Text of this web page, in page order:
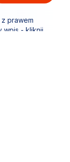
prawem
wpis - kliknij